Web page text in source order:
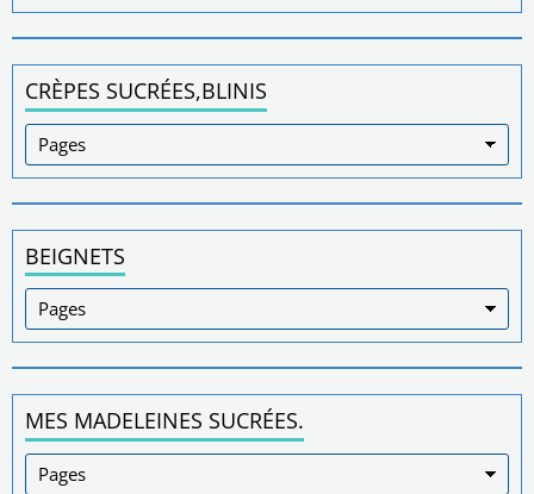
CRÈPES SUCRÉES,BLINIS
BEIGNETS
MES MADELEINES SUCRÉES.